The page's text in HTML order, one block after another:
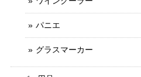
パニエ
グラスマーカー